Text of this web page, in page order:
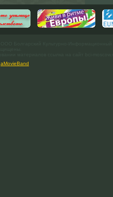
aMovieBand